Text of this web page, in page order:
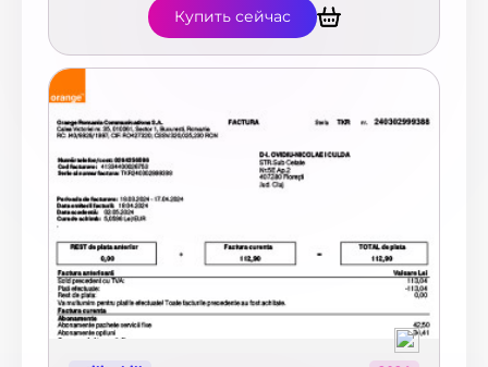
Купить сейчас